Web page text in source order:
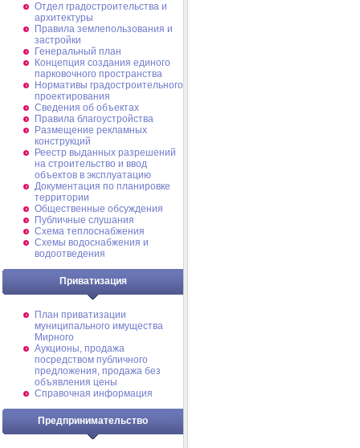
Отдел градостроительства и
архитектуры
Правила землепользования и
застройки
Генеральный план
Концепция создания единого
парковочного пространства
Нормативы градостроительного
проектирования
Сведения об объектах
Правила благоустройства
Размещение рекламных
конструкций
Реестр выданных разрешений
на строительство и ввод
объектов в эксплуатацию
Документация по планировке
территории
Общественные обсуждения
Публичные слушания
Схема теплоснабжения
Схемы водоснабжения и
водоотведения
Приватизация
План приватизации
муниципального имущества
Мирного
Аукционы, продажа
посредством публичного
предложения, продажа без
объявления цены
Справочная информация
Предпринимательство